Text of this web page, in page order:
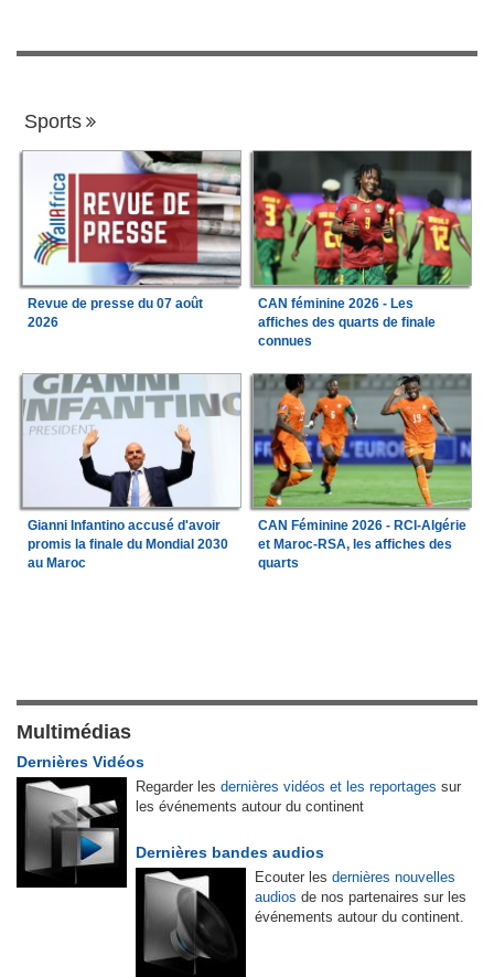
Sports
Revue de presse du 07 août
2026
CAN féminine 2026 - Les
affiches des quarts de finale
connues
Gianni Infantino accusé d'avoir
promis la finale du Mondial 2030
au Maroc
CAN Féminine 2026 - RCI-Algérie
et Maroc-RSA, les affiches des
quarts
Multimédias
Dernières Vidéos
Regarder les dernières vidéos et les reportages sur
les événements autour du continent
Dernières bandes audios
Ecouter les dernières nouvelles
audios de nos partenaires sur les
événements autour du continent.